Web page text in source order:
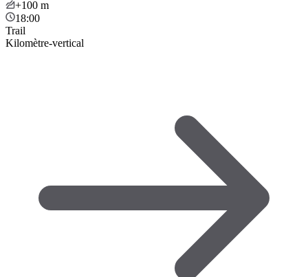
+100 m
18:00
Trail
Kilomètre-vertical